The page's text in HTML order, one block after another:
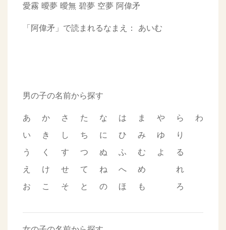
愛霧 曖夢 曖無 碧夢 空夢 阿偉矛
「阿偉矛」で読まれるなまえ： あいむ
男の子の名前から探す
あ
い
う
え
お
か
き
く
け
こ
さ
し
す
せ
そ
た
ち
つ
て
と
な
に
ぬ
ね
の
は
ひ
ふ
へ
ほ
ま
み
む
め
も
や
ゆ
よ
ら
り
る
れ
ろ
わ